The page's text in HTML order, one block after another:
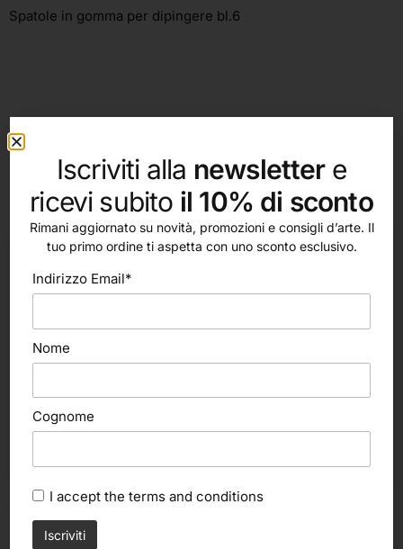
Spatole in gomma per dipingere bl.6
altri nostri prodotti
Scegli
Mirette in legno (Tintoretto)
Aggiungi al carrello
Spatola per dipingere “UNI”
Iscriviti alla newslettere
ricevi subito il 10% di sconto
Rimani aggiornato su novità, promozioni e consigli d’arte. Il
tuo primo ordine ti aspetta con uno sconto esclusivo.
Indirizzo Email*
Nome
Cognome
I accept the terms and conditions